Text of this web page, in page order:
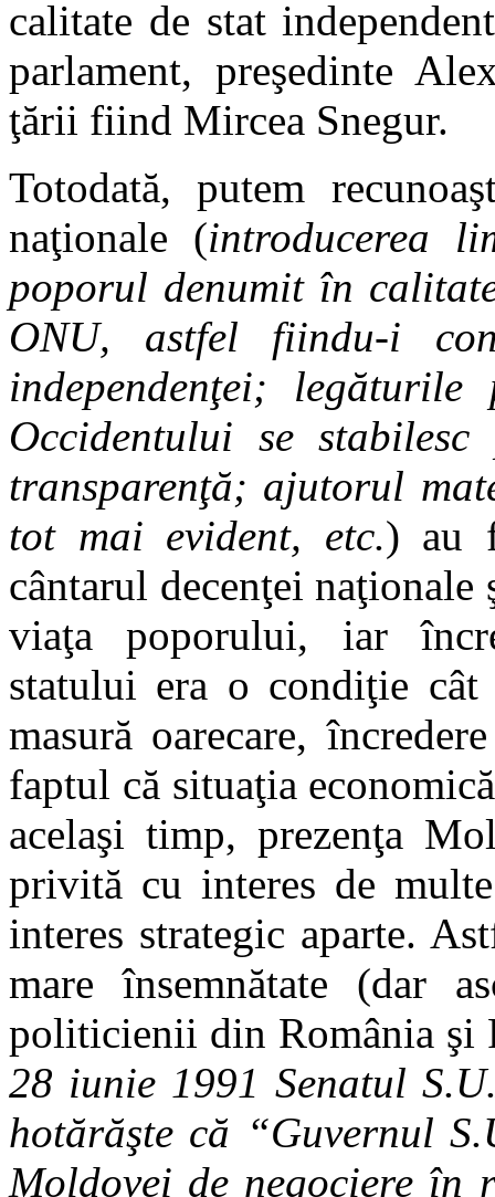
calitate de stat
parlament, preşedinte
ţării fiind Mircea Snegur.
Totodată, putem
naţionale (introducerea
poporul denumit în
ONU, astfel fiindu-i
independenţei;
Occidentului se
transparenţă; ajutorul
tot mai evident, etc.) au
cântarul decenţei
viaţa poporului, iar
statului era o condiţie
masură oarecare,
faptul că situaţia
acelaşi timp, prezenţa
privită cu interes de
interes strategic aparte.
mare însemnătate (dar
politicienii din România şi
28 iunie 1991 Senatul
hotărăşte că “Guvernul
Moldovei de negociere în